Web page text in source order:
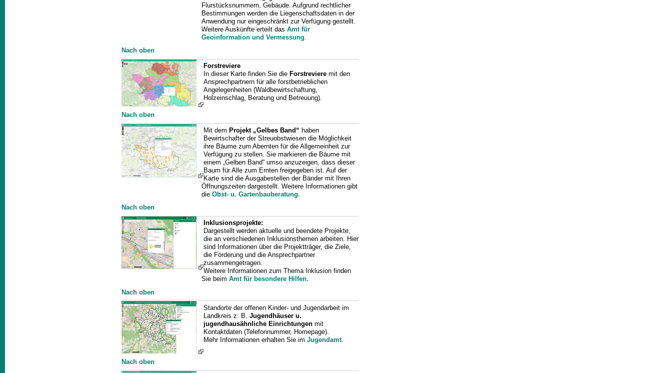
Flurstücksnummern, Gebäude. Aufgrund rechtlicher
Bestimmungen werden die Liegenschaftsdaten in der
Anwendung nur eingeschränkt zur Verfügung gestellt.
Weitere Auskünfte erteilt das Amt für
Geoinformation und Vermessung.
Nach oben
Forstreviere
In dieser Karte finden Sie die Forstreviere mit den
Ansprechpartnern für alle forstbetrieblichen
Angelegenheiten (Waldbewirtschaftung,
Holzeinschlag, Beratung und Betreuung).
Nach oben
Mit dem Projekt „Gelbes Band“ haben
Bewirtschafter der Streuobstwiesen die Möglichkeit
ihre Bäume zum Abernten für die Allgemeinheit zur
Verfügung zu stellen. Sie markieren die Bäume mit
einem „Gelben Band“ umso anzuzeigen, dass dieser
Baum für Alle zum Ernten freigegeben ist. Auf der
Karte sind die Ausgabestellen der Bänder mit Ihren
Öffnungszeiten dargestellt. Weitere Informationen gibt
die Obst- u. Gartenbauberatung.
Nach oben
Inklusionsprojekte:
Dargestellt werden aktuelle und beendete Projekte,
die an verschiedenen Inklusionsthemen arbeiten. Hier
sind Informationen über die Projektträger, die Ziele,
die Förderung und die Ansprechpartner
zusammengetragen.
Weitere Informationen zum Thema Inklusion finden
Sie beim Amt für besondere Hilfen.
Nach oben
Standorte der offenen Kinder- und Jugendarbeit im
Landkreis z. B. Jugendhäuser u.
jugendhausähnliche Einrichtungen mit
Kontaktdaten (Telefonnummer, Homepage).
Mehr Informationen erhalten Sie im Jugendamt.
Nach oben